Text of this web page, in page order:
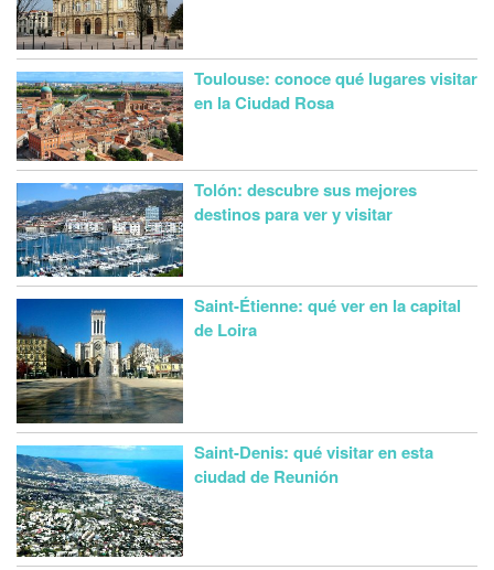
Toulouse: conoce qué lugares visitar
en la Ciudad Rosa
Tolón: descubre sus mejores
destinos para ver y visitar
Saint-Étienne: qué ver en la capital
de Loira
Saint-Denis: qué visitar en esta
ciudad de Reunión